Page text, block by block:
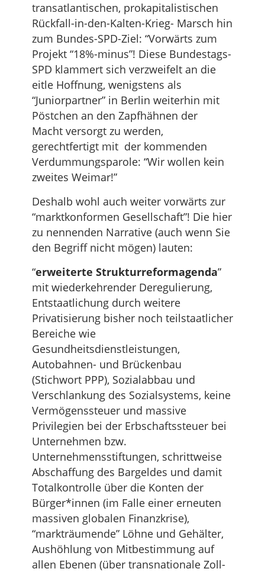
transatlantischen, prokapitalistischen
Rückfall-in-den-Kalten-Krieg- Marsch hin
zum Bundes-SPD-Ziel: “Vorwärts zum
Projekt “18%-minus”! Diese Bundestags-
SPD klammert sich verzweifelt an die
eitle Hoffnung, wenigstens als
“Juniorpartner” in Berlin weiterhin mit
Pöstchen an den Zapfhähnen der
Macht versorgt zu werden,
gerechtfertigt mit der kommenden
Verdummungsparole: “Wir wollen kein
zweites Weimar!”
Deshalb wohl auch weiter vorwärts zur
“marktkonformen Gesellschaft”! Die hier
zu nennenden Narrative (auch wenn Sie
den Begriff nicht mögen) lauten:
“erweiterte Strukturreformagenda”
mit wiederkehrender Deregulierung,
Entstaatlichung durch weitere
Privatisierung bisher noch teilstaatlicher
Bereiche wie
Gesundheitsdienstleistungen,
Autobahnen- und Brückenbau
(Stichwort PPP), Sozialabbau und
Verschlankung des Sozialsystems, keine
Vermögenssteuer und massive
Privilegien bei der Erbschaftssteuer bei
Unternehmen bzw.
Unternehmensstiftungen, schrittweise
Abschaffung des Bargeldes und damit
Totalkontrolle über die Konten der
Bürger*innen (im Falle einer erneuten
massiven globalen Finanzkrise),
“markträumende” Löhne und Gehälter,
Aushöhlung von Mitbestimmung auf
allen Ebenen (über transnationale Zoll-